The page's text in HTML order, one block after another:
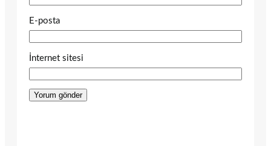
E-posta
İnternet sitesi